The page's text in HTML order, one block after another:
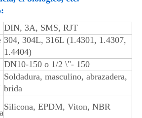
DIN, 3A, SMS, RJT
304, 304L, 316L (1.4301, 1.4307,
1.4404)
DN10-150 o 1/2 \"- 150
Soldadura, masculino, abrazadera,
brida
Silicona, EPDM, Viton, NBR